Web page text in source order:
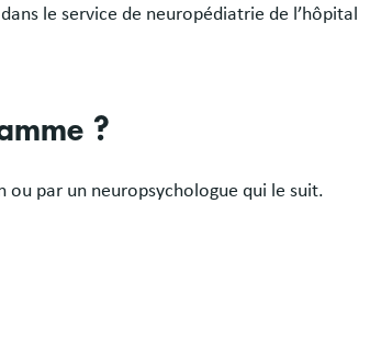
le service de neuropédiatrie de l’hôpital
?
ou par un neuropsychologue qui le suit.